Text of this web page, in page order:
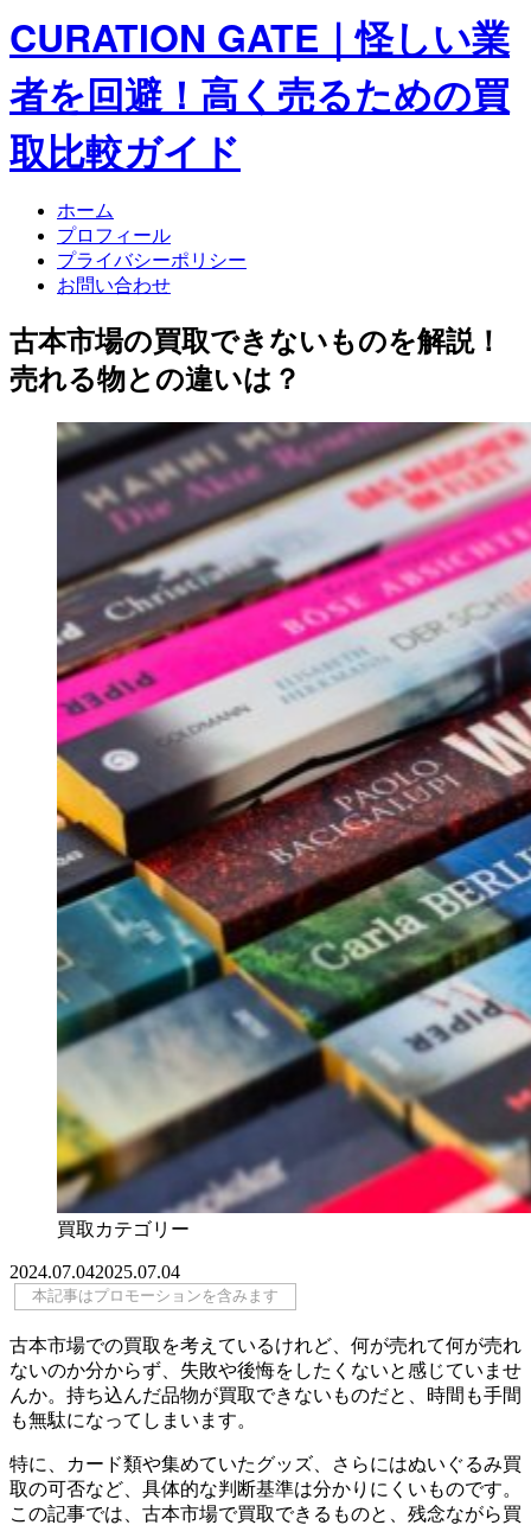
CURATION GATE｜怪しい業
者を回避！高く売るための買
取比較ガイド
ホーム
プロフィール
プライバシーポリシー
お問い合わせ
古本市場の買取できないものを解説！
売れる物との違いは？
買取カテゴリー
2024.07.042025.07.04
本記事はプロモーションを含みます
古本市場での買取を考えているけれど、何が売れて何が売れ
ないのか分からず、失敗や後悔をしたくないと感じていませ
んか。持ち込んだ品物が買取できないものだと、時間も手間
も無駄になってしまいます。
特に、カード類や集めていたグッズ、さらにはぬいぐるみ買
取の可否など、具体的な判断基準は分かりにくいものです。
この記事では、古本市場で買取できるものと、残念ながら買